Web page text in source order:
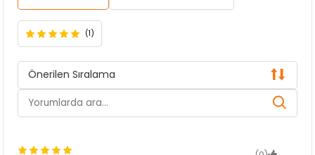
(1)
Önerilen Sıralama